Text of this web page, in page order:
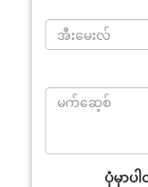
ပုံမှာပ